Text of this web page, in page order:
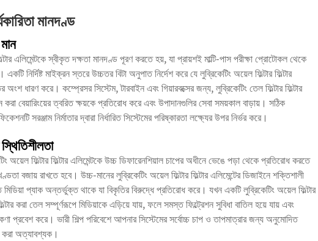
মানদণ্ড
এলিমেন্টকে স্বীকৃত দক্ষতা মানদণ্ড পূরণ করতে হয়, যা প্রায়শই মাল্টি-পাস পরীক্ষা প্রোটোকল থেকে
নির্দিষ্ট মাইক্রন স্তরে উচ্চতর বিটা অনুপাত নির্দেশ করে যে লুব্রিকেটিং অয়েল ফিল্টার ফিল্টার
অংশ ধারণ করে। কম্প্রেসর সিস্টেম, টারবাইন এবং গিয়ারবক্সের জন্য,লুব্রিকেটিং তেল ফিল্টার ফিল্টার
বেয়ারিংয়ের ত্বরিত ক্ষয়কে প্রতিরোধ করে এবং উপাদানগুলির সেবা সময়কাল বাড়ায়। সঠিক
সরঞ্জাম নির্মাতার দ্বারা নির্ধারিত সিস্টেমের পরিষ্কারতা লক্ষ্যের উপর নির্ভর করে।
অয়েল ফিল্টার ফিল্টার এলিমেন্টকে উচ্চ ডিফারেনশিয়াল চাপের অধীনে ভেঙে পড়া থেকে প্রতিরোধ করতে
বজায় রাখতে হবে। উচ্চ-মানের লুব্রিকেটিং অয়েল ফিল্টার ফিল্টার এলিমেন্টের ডিজাইনে শক্তিশালী
প্যাক অন্তর্ভুক্ত থাকে যা বিকৃতির বিরুদ্ধে প্রতিরোধ করে। যখন একটি লুব্রিকেটিং অয়েল ফিল্টার
করা তেল সম্পূর্ণরূপে মিডিয়াকে এড়িয়ে যায়, ফলে সমস্ত ফিল্ট্রেশন সুবিধা বাতিল হয়ে যায় এবং
প্রবেশ করে। ভারী শিল্প পরিবেশে আপনার সিস্টেমের সর্বোচ্চ চাপ ও তাপমাত্রার জন্য অনুমোদিত
করা অত্যাবশ্যক।